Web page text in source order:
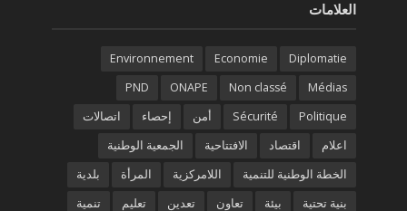
العلامات
Diplomatie
Economie
Environnement
Médias
Non classé
ONAPE
PND
Politique
Sécurité أمن إحصاء
اتصالات
اعلام
اقتصاد الافتتاحية
الجمعية الوطنية
الخطة الوطنية للتنمية
اللامركزية المرأة
بلدية
بنية تحتية
بيئة تعاون تعدين تعليم تنمية